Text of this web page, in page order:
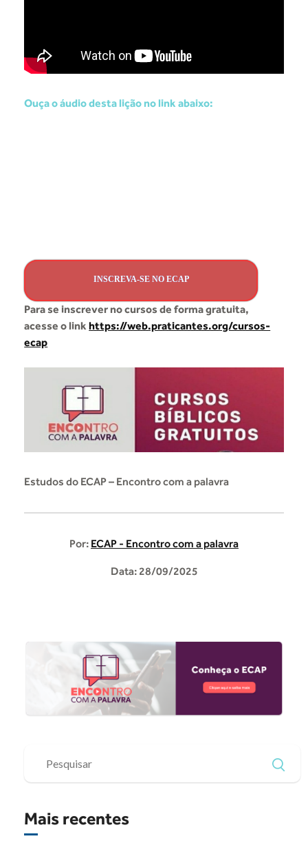
Ouça o áudio desta lição no link abaixo:
INSCREVA-SE NO ECAP
Para se inscrever no cursos de forma gratuita,
acesse o linkhttps://web.praticantes.org/cursos-
ecap
Estudos do ECAP – Encontro com a palavra
Por: ECAP - Encontro com a palavra
Data: 28/09/2025
Mais recentes